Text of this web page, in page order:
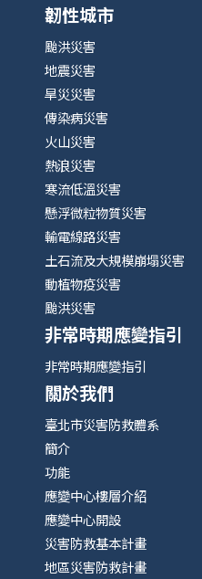
韌性城市
颱洪災害
地震災害
旱災災害
傳染病災害
火山災害
熱浪災害
寒流低溫災害
懸浮微粒物質災害
輸電線路災害
土石流及大規模崩塌災害
動植物疫災害
颱洪災害
非常時期應變指引
非常時期應變指引
關於我們
臺北市災害防救體系
簡介
功能
應變中心樓層介紹
應變中心開設
災害防救基本計畫
地區災害防救計畫